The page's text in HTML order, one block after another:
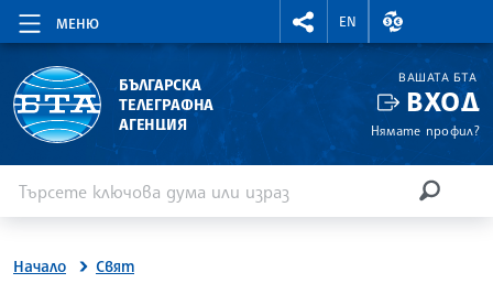
МЕНЮ
RIGHTMENU.SOCIAL
EN
ВАЛУТНИ
БЪЛГАРСКА
ТЕЛЕГРАФНА
АГЕНЦИЯ
ВАШАТА БТА
ВХОД
Нямате профил?
Начало Свят